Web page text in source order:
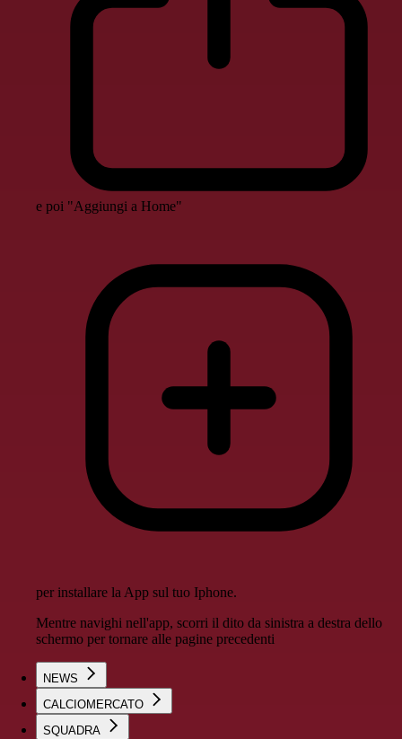
e poi "Aggiungi a Home"
per installare la App sul tuo Iphone.
Mentre navighi nell'app, scorri il dito da sinistra a destra dello
schermo per tornare alle pagine precedenti
NEWS
CALCIOMERCATO
SQUADRA